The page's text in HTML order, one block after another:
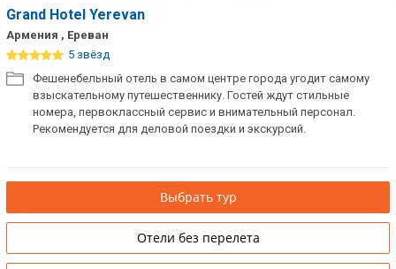
Grand Hotel Yerevan
Армения , Ереван
5 звёзд
Фешенебельный отель в самом центре города угодит самому
взыскательному путешественнику. Гостей ждут стильные
номера, первоклассный сервис и внимательный персонал.
Рекомендуется для деловой поездки и экскурсий.
Выбрать тур
Отели без перелета